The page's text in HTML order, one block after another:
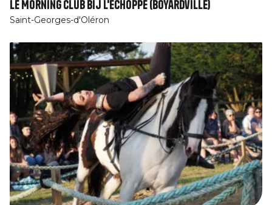
Le Morning Club bij L'Echoppe (Boyardville)
Saint-Georges-d'Oléron